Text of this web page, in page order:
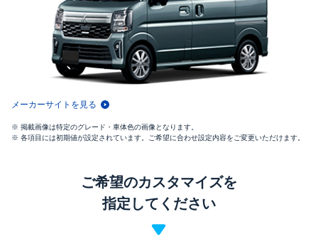
メーカーサイトを見る
掲載画像は特定のグレード・車体色の画像となります。
各項目には初期値が設定されています。ご希望に合わせ設定内容をご変更いただけます。
ご希望のカスタマイズを
指定してください